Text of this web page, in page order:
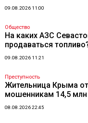
09.08.2026 11:00
Общество
На каких АЗС
продаваться
09.08.2026 11:21
Преступность
Жительница Крыма
мошенникам 14,5 млн
08.08.2026 22:45